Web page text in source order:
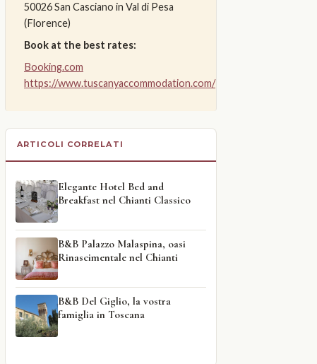
50026 San Casciano in Val di Pesa
(Florence)
Book at the best rates:
Booking.com
https://www.tuscanyaccommodation.com/
ARTICOLI CORRELATI
Elegante Hotel Bed and
Breakfast nel Chianti Classico
B&B Palazzo Malaspina, oasi
Rinascimentale nel Chianti
B&B Del Giglio, la vostra
famiglia in Toscana